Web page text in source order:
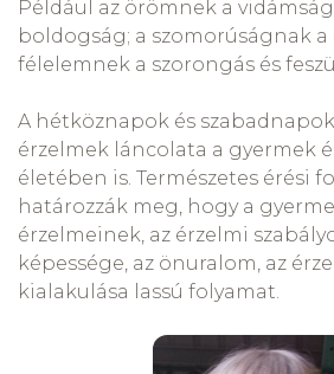
Például az örömnek a
boldogság; a szomorúságnak a
félelemnek a szorongás és
A hétköznapok és
érzelmek láncolata a gyermek
életében is. Természetes érési
határozzák meg, hogy a
érzelmeinek, az érzelmi
képessége, az önuralom, az
kialakulása lassú folyamat.